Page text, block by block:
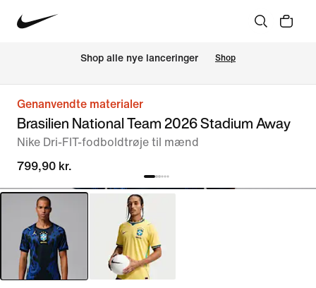
Shop alle nye lanceringer Shop
Genanvendte materialer
Brasilien National Team 2026 Stadium Away
Nike Dri-FIT-fodboldtrøje til mænd
799,90 kr.